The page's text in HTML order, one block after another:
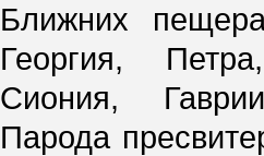
Ближних
Георгия,
Сиония,
Парода